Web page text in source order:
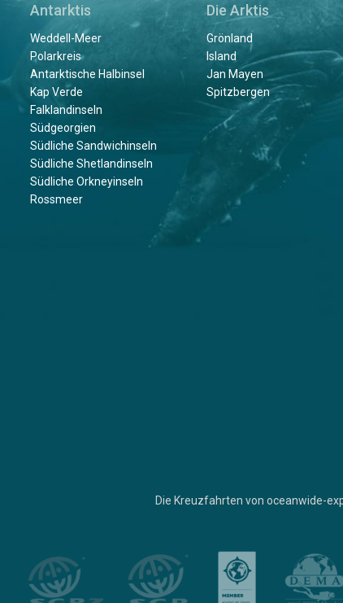
Antarktis
Weddell-Meer
Polarkreis
Antarktische Halbinsel
Kap Verde
Falklandinseln
Südgeorgien
Südliche Sandwichinseln
Südliche Shetlandinseln
Südliche Orkneyinseln
Rossmeer
Die Arktis
Grönland
Island
Jan Mayen
Spitzbergen
Die Kreuzfahrten von oceanwide-